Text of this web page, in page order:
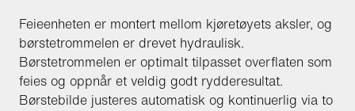
Feieenheten er montert mellom kjøretøyets aksler, og
børstetrommelen er drevet hydraulisk.
Børstetrommelen er optimalt tilpasset overflaten som
feies og oppnår et veldig godt rydderesultat.
Børstebilde justeres automatisk og kontinuerlig via to